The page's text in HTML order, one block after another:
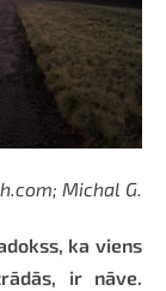
Michal G.
ka viens
ir nāve.